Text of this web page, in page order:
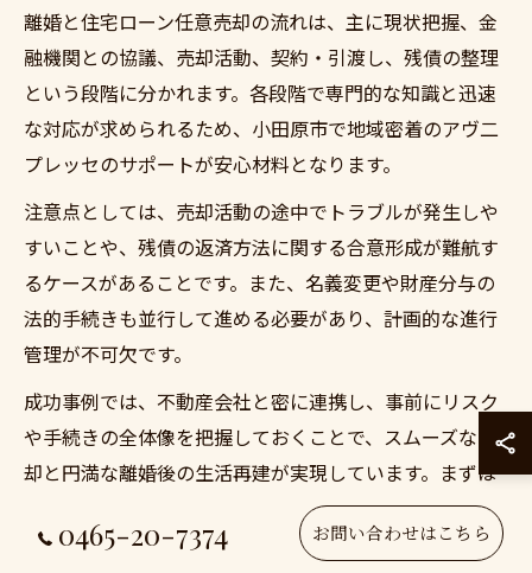
離婚と住宅ローン任意売却の流れは、主に現状把握、金
融機関との協議、売却活動、契約・引渡し、残債の整理
という段階に分かれます。各段階で専門的な知識と迅速
な対応が求められるため、小田原市で地域密着のアヴ二
プレッセのサポートが安心材料となります。
注意点としては、売却活動の途中でトラブルが発生しや
すいことや、残債の返済方法に関する合意形成が難航す
るケースがあることです。また、名義変更や財産分与の
法的手続きも並行して進める必要があり、計画的な進行
管理が不可欠です。
成功事例では、不動産会社と密に連携し、事前にリスク
や手続きの全体像を把握しておくことで、スムーズな売
却と円満な離婚後の生活再建が実現しています。まずは
専門家による無料査定や相談を活用し、安心できる選択
を目指しましょう。
0465-20-7374 お問い合わせはこちら